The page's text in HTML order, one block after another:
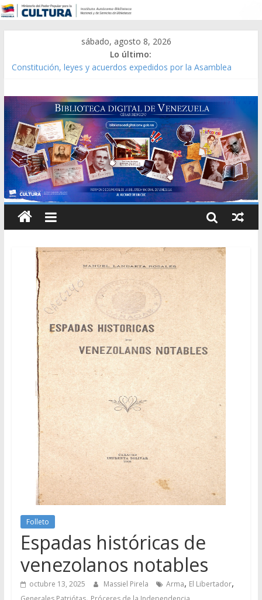
sábado, agosto 8, 2026
Lo último:
Constitución, leyes y acuerdos expedidos por la Asamblea
Modesta Bor Sánchez [material gráfico]
Gaceta Oficial de la República de Venezuela año CXXXIII Mes V,
Caracas 09 de marzo de 2006 N° 38.394
Catálogo temático de obras de Modesta Bor
Folleto
Espadas históricas de
venezolanos notables
octubre 13, 2025 Massiel Pirela Arma, El Libertador,